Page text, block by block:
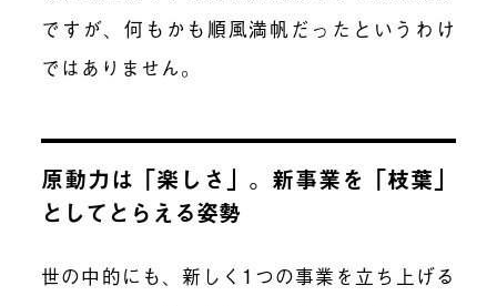
ですが、何もかも順風満帆だったというわけ
ではありません。
原動力は「楽しさ」。新事業を「枝葉」
としてとらえる姿勢
世の中的にも、新しく1つの事業を立ち上げる